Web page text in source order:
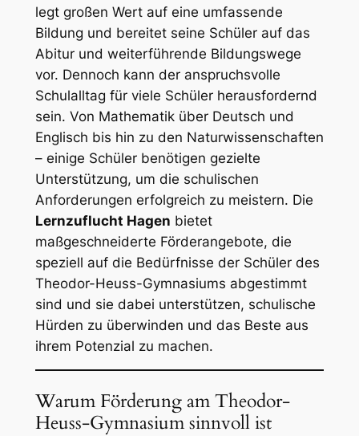
legt großen Wert auf eine umfassende
Bildung und bereitet seine Schüler auf das
Abitur und weiterführende Bildungswege
vor. Dennoch kann der anspruchsvolle
Schulalltag für viele Schüler herausfordernd
sein. Von Mathematik über Deutsch und
Englisch bis hin zu den Naturwissenschaften
– einige Schüler benötigen gezielte
Unterstützung, um die schulischen
Anforderungen erfolgreich zu meistern. Die
Lernzuflucht Hagen bietet
maßgeschneiderte Förderangebote, die
speziell auf die Bedürfnisse der Schüler des
Theodor-Heuss-Gymnasiums abgestimmt
sind und sie dabei unterstützen, schulische
Hürden zu überwinden und das Beste aus
ihrem Potenzial zu machen.
Warum Förderung am Theodor-
Heuss-Gymnasium sinnvoll ist